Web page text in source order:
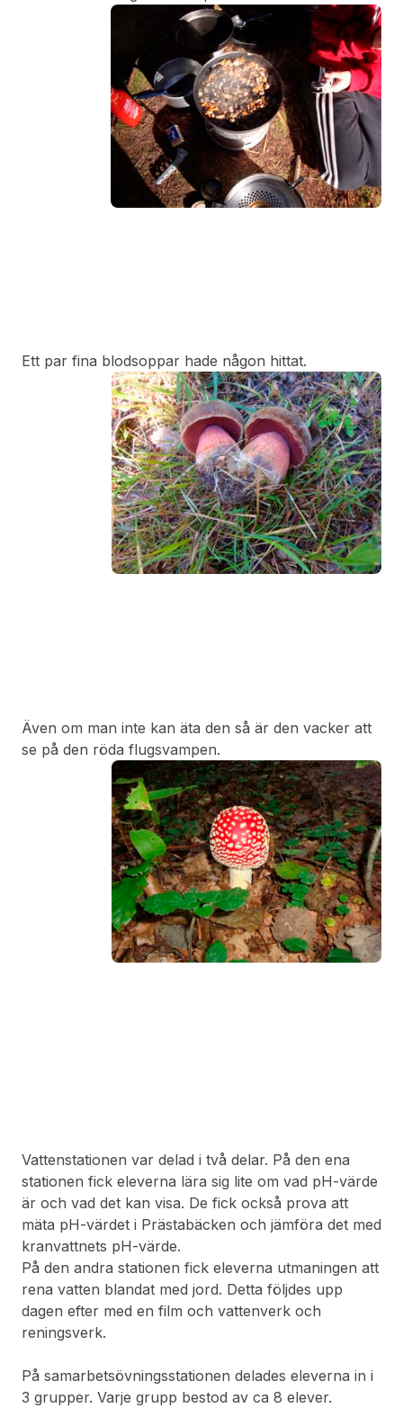
Ett par fina blodsoppar hade någon hittat.
Även om man inte kan äta den så är den vacker att
se på den röda flugsvampen.
Vattenstationen var delad i två delar. På den ena
stationen fick eleverna lära sig lite om vad pH-värde
är och vad det kan visa. De fick också prova att
mäta pH-värdet i Prästabäcken och jämföra det med
kranvattnets pH-värde.
På den andra stationen fick eleverna utmaningen att
rena vatten blandat med jord. Detta följdes upp
dagen efter med en film och vattenverk och
reningsverk.
På samarbetsövningsstationen delades eleverna in i
3 grupper. Varje grupp bestod av ca 8 elever.